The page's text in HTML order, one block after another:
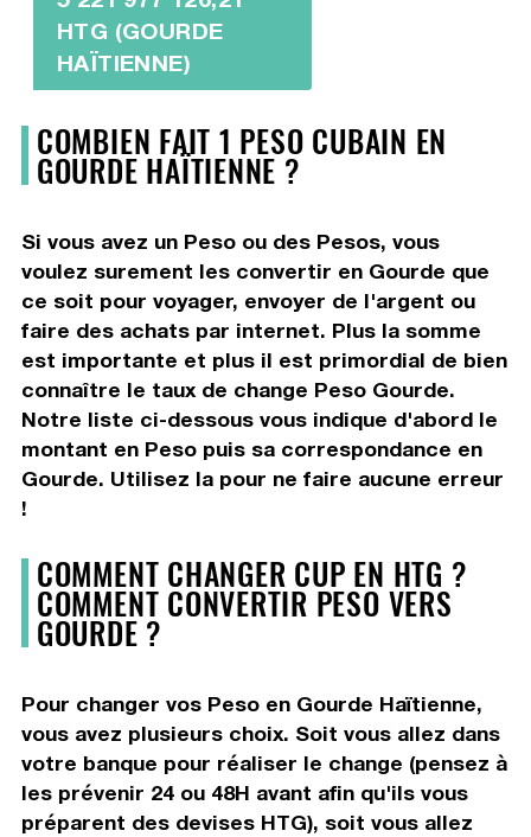
HTG (GOURDE
HAÏTIENNE)
COMBIEN FAIT 1 PESO CUBAIN EN
GOURDE HAÏTIENNE ?
Si vous avez un Peso ou des Pesos, vous
voulez surement les convertir en Gourde que
ce soit pour voyager, envoyer de l'argent ou
faire des achats par internet. Plus la somme
est importante et plus il est primordial de bien
connaître le taux de change Peso Gourde.
Notre liste ci-dessous vous indique d'abord le
montant en Peso puis sa correspondance en
Gourde. Utilisez la pour ne faire aucune erreur
!
COMMENT CHANGER CUP EN HTG ?
COMMENT CONVERTIR PESO VERS
GOURDE ?
Pour changer vos Peso en Gourde Haïtienne,
vous avez plusieurs choix. Soit vous allez dans
votre banque pour réaliser le change (pensez à
les prévenir 24 ou 48H avant afin qu'ils vous
préparent des devises HTG), soit vous allez